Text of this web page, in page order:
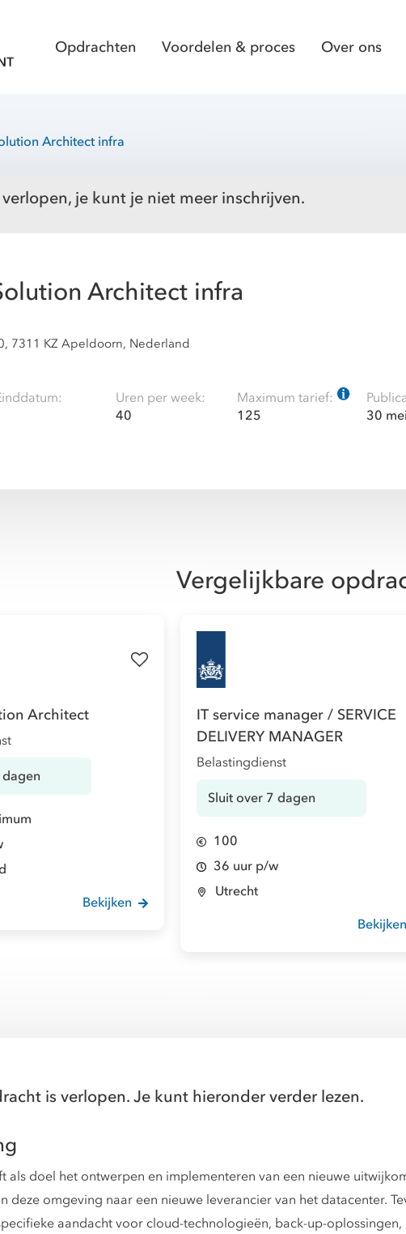
Opdrachten Voordelen & proces Over ons
Architect infra
je kunt je niet meer inschrijven.
Architect infra
7311 KZ Apeldoorn, Nederland
Uren per week:
40
Maximum tarief:
125
30
Vergelijkbare
Architect
Bekijken
IT service manager / SERVICE
DELIVERY MANAGER
Belastingdienst
Sluit over 7 dagen
100
36 uur p/w
Utrecht
Bekijken
is verlopen. Je kunt hieronder verder lezen.
als doel het ontwerpen en implementeren van een nieuwe
deze omgeving naar een nieuwe leverancier van het datacenter.
aandacht voor cloud-technologieën, back-up-